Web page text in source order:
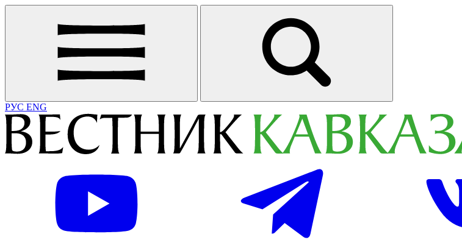
РУС ENG